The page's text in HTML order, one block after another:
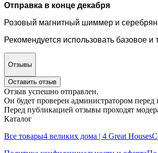
Отправка в конце декабря
Розовый магнитный шиммер и
Рекомендуется использовать базовое и
Отзывы
Оставить отзыв
Отзыв успешно отправлен.
Он будет проверен администратором перед
Перед публикацией отзывы проходят
Каталог
Все товары4 великих дома | 4 Great Houses